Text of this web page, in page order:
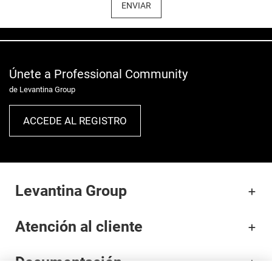
ENVIAR
Únete a Professional Community
de Levantina Group
ACCEDE AL REGISTRO
Levantina Group
Atención al cliente
Documentación